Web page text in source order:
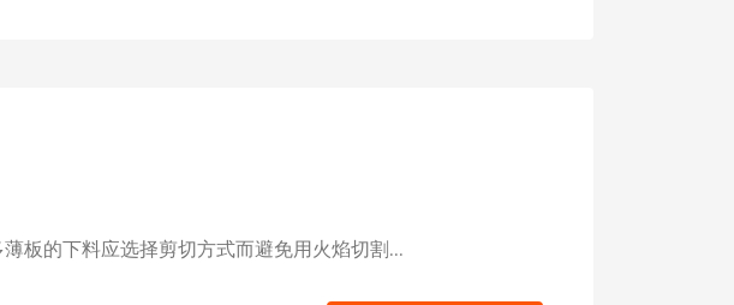
板的下料应选择剪切方式而避免用火焰切割...